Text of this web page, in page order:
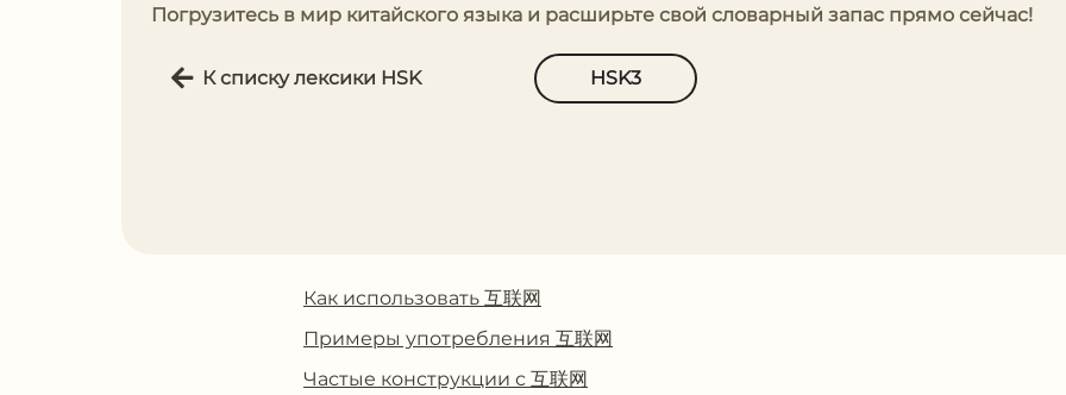
Погрузитесь в мир китайского языка и расширьте свой словарный запас прямо сейчас!
К списку лексики HSK HSK3
Как использовать 互联网
Примеры употребления 互联网
Частые конструкции с 互联网